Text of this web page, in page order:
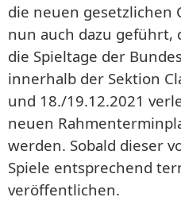
die neuen gesetzlichen
nun auch dazu geführt,
die Spieltage der
innerhalb der Sektion
und 18./19.12.2021
neuen
werden. Sobald dieser
Spiele entsprechend
veröffentlichen.